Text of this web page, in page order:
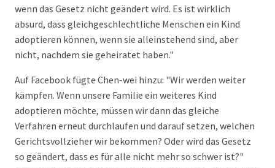
wenn das Gesetz nicht geändert wird. Es ist wirklich
absurd, dass gleichgeschlechtliche Menschen ein Kind
adoptieren können, wenn sie alleinstehend sind, aber
nicht, nachdem sie geheiratet haben."
Auf Facebook fügte Chen-wei hinzu: "Wir werden weiter
kämpfen. Wenn unsere Familie ein weiteres Kind
adoptieren möchte, müssen wir dann das gleiche
Verfahren erneut durchlaufen und darauf setzen, welchen
Gerichtsvollzieher wir bekommen? Oder wird das Gesetz
so geändert, dass es für alle nicht mehr so schwer ist?"